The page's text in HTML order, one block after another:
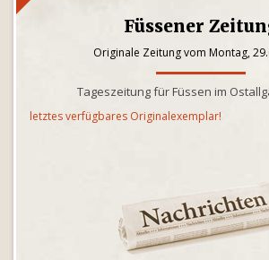
Füssener
Originale Zeitung vom Montag,
Tageszeitung für Füssen im
letztes verfügbares Originalexemplar!